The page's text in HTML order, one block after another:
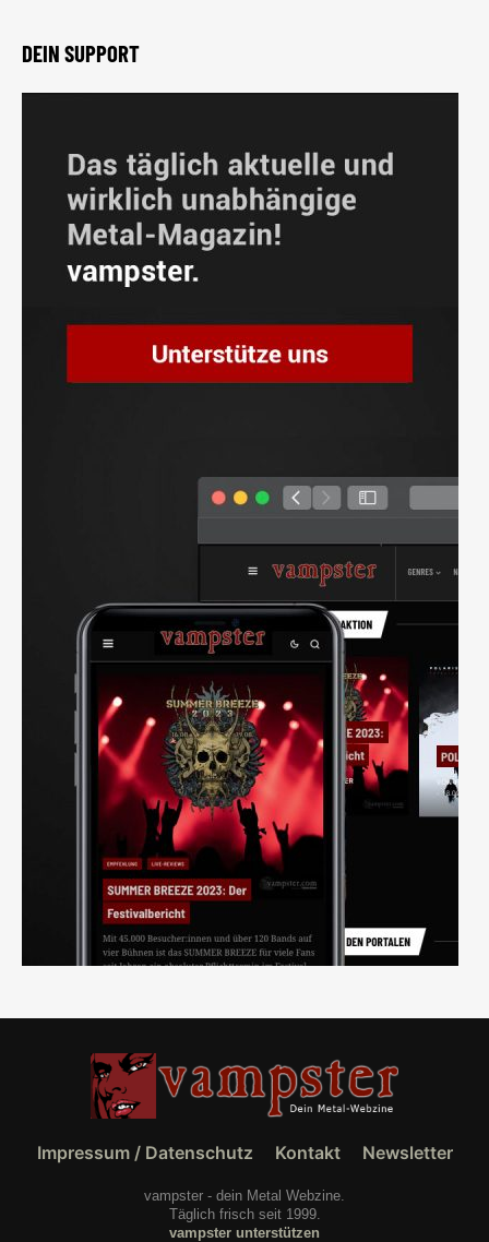
DEIN SUPPORT
Impressum / Datenschutz Kontakt Newsletter
vampster - dein Metal Webzine.
Täglich frisch seit 1999.
vampster unterstützen